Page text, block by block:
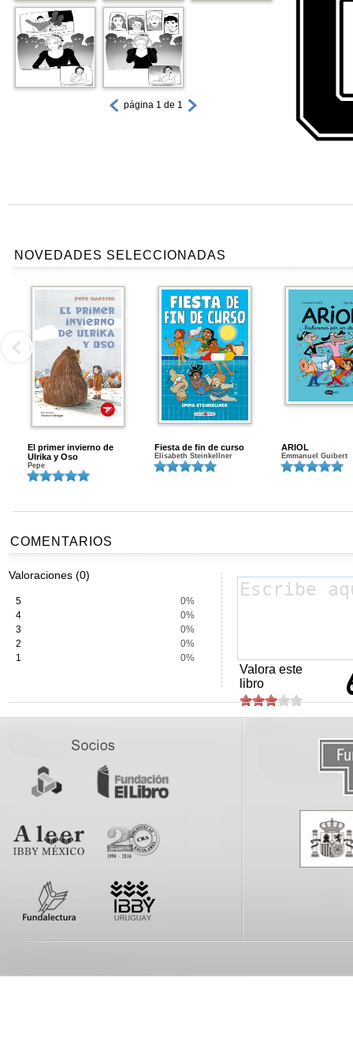
página 1 de 1
NOVEDADES SELECCIONADAS
El primer invierno de
Ulrika y Oso
Pepe
Fiesta de fin de curso
Elisabeth Steinkellner
ARIOL
Emmanuel Guibert
COMENTARIOS
Valoraciones (0)
5
0%
4
0%
3
0%
2
0%
1
0%
Valora este
libro